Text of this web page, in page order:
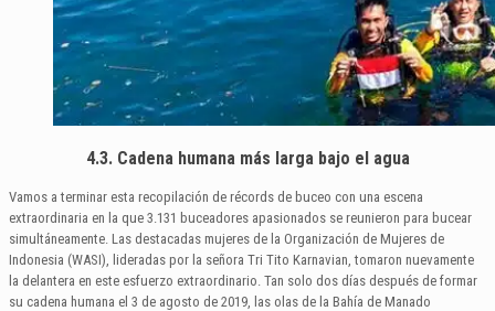
4.3. Cadena humana más larga bajo el agua
Vamos a terminar esta recopilación de récords de buceo con una escena
extraordinaria en la que 3.131 buceadores apasionados se reunieron para bucear
simultáneamente. Las destacadas mujeres de la Organización de Mujeres de
Indonesia (WASI), lideradas por la señora Tri Tito Karnavian, tomaron nuevamente
la delantera en este esfuerzo extraordinario. Tan solo dos días después de formar
su cadena humana el 3 de agosto de 2019, las olas de la Bahía de Manado